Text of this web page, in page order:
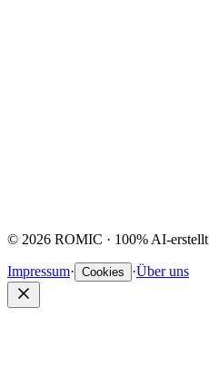
© 2026 ROMIC · 100% AI-erstellt
Impressum· Cookies ·Über uns